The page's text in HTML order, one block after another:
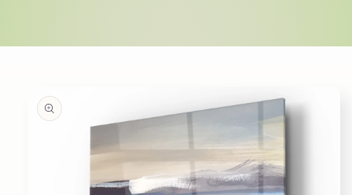
product
information